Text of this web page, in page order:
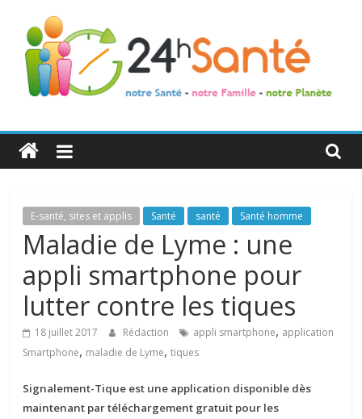
24h
Santé
La
santé
toute
famille
E-santé, sites et applis Santé santé Santé homme
Maladie de Lyme : une
appli smartphone pour
lutter contre les tiques
18 juillet 2017 Rédaction appli smartphone, application
Smartphone, maladie de Lyme,tiques
Signalement-Tique est une application disponible dès
maintenant par téléchargement gratuit pour les